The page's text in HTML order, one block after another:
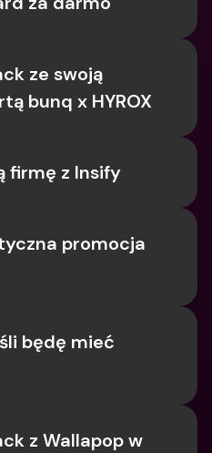
ze swoją
bunq x HYROX
firmę z Insify
promocja
będę mieć
z Wallapop w